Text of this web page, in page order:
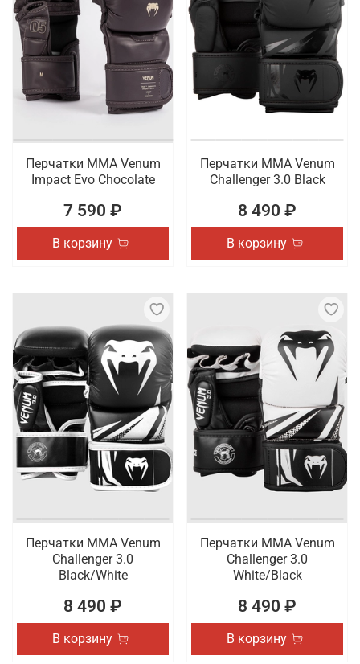
Перчатки ММА Venum
Impact Evo Chocolate
7 590 ₽
В корзину
Перчатки ММА Venum
Challenger 3.0 Black
8 490 ₽
В корзину
Перчатки ММА Venum
Challenger 3.0
Black/White
8 490 ₽
В корзину
Перчатки ММА Venum
Challenger 3.0
White/Black
8 490 ₽
В корзину